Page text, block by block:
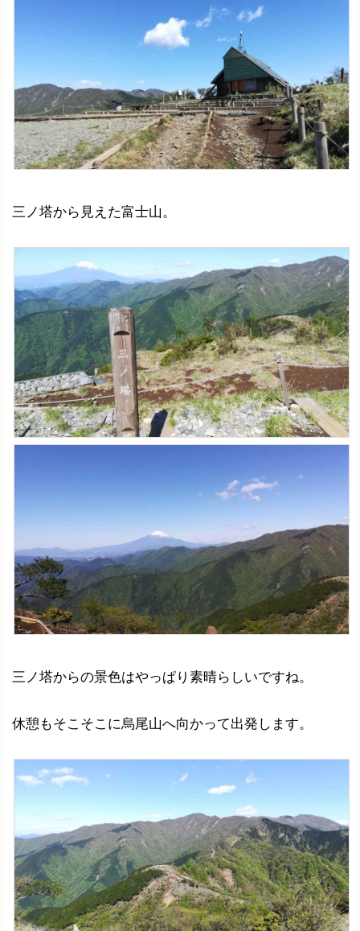
三ノ塔から見えた富士山。
三ノ塔からの景色はやっぱり素晴らしいですね。
休憩もそこそこに烏尾山へ向かって出発します。